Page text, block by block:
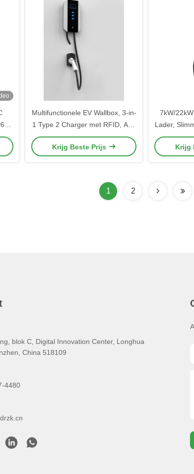
Multifunctionele EV Wallbox, 3-in-
1 Type 2 Charger met RFID, App
Control & Metering
Krijg Beste Prijs
7kW/
Lader,
Krijg
1 2
blok C, Digital Innovation Center, Longhua
China 518109
4480